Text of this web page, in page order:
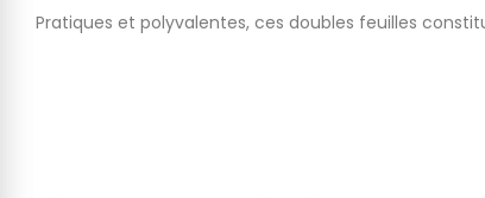
Pratiques et polyvalentes, ces doubles feuilles